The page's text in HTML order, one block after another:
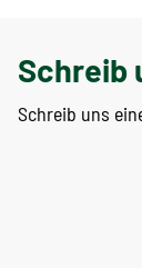
Schreib
Schreib uns